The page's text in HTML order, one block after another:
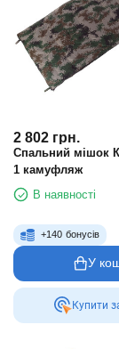
2 802 грн.
Спальний мішок
1 камуфляж
В наявності
+140 бонусів
У
Купити